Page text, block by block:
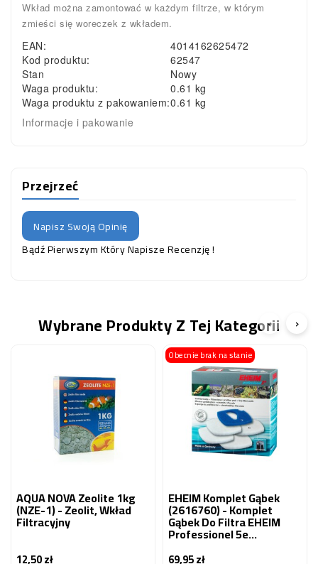
Wkład można zamontować w każdym filtrze, w którym
zmieści się woreczek z wkładem.
Informacje i pakowanie
EAN:
4014162625472
Kod produktu:
62547
Stan
Nowy
Waga produktu:
0.61 kg
Waga produktu z pakowaniem:0.61 kg
Przejrzeć
Napisz Swoją Opinię
Bądź Pierwszym Który Napisze Recenzję !
Wybrane Produkty Z Tej Kategorii
AQUA NOVA Zeolite 1kg
(NZE-1) - Zeolit, Wkład
Filtracyjny
12,50 złCena
Obecnie brak na stanie
EHEIM Komplet Gąbek
(2616760) - Komplet
Gąbek Do Filtra EHEIM
Professionel 5e
Niebieska)
69,95 złCena
‹ ›